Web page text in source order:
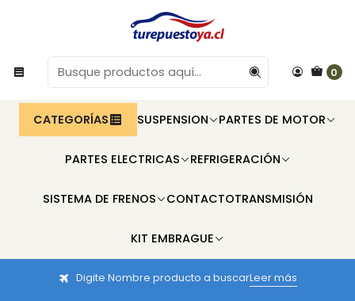
0
CATEGORÍAS SUSPENSION PARTES DE MOTOR
PARTES ELECTRICAS REFRIGERACIÓN
SISTEMA DE FRENOS CONTACTOTRANSMISIÓN
KIT EMBRAGUE
Digite Nombre producto a buscarLeer más